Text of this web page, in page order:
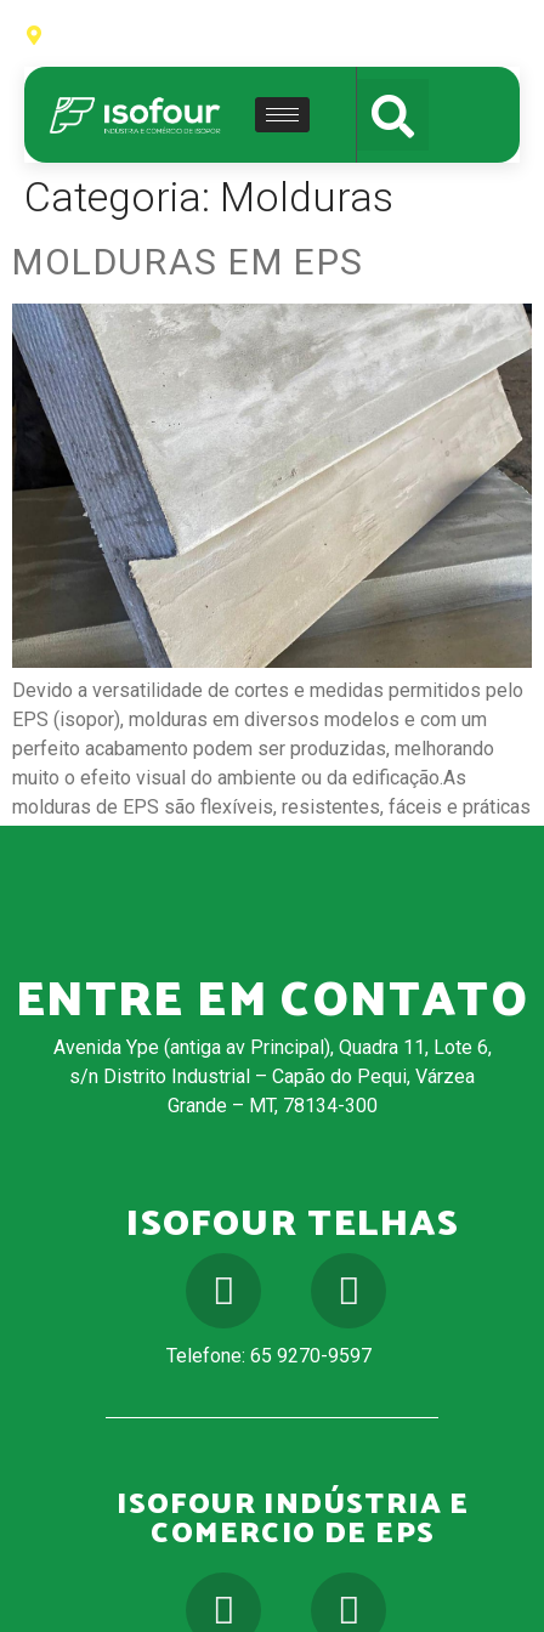
Categoria: Molduras
MOLDURAS EM EPS
Devido a versatilidade de cortes e medidas permitidos pelo
EPS (isopor), molduras em diversos modelos e com um
perfeito acabamento podem ser produzidas, melhorando
muito o efeito visual do ambiente ou da edificação.As
molduras de EPS são flexíveis, resistentes, fáceis e práticas
ENTRE EM CONTATO
Avenida Ype (antiga av Principal), Quadra 11, Lote 6,
s/n Distrito Industrial – Capão do Pequi, Várzea
Grande – MT, 78134-300
ISOFOUR TELHAS
Telefone: 65 9270-9597
ISOFOUR INDÚSTRIA E
COMERCIO DE EPS